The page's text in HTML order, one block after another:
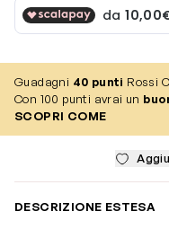
Guadagni 40 punti Rossi
Con 100 punti avrai un
SCOPRI COME
DESCRIZIONE ESTESA